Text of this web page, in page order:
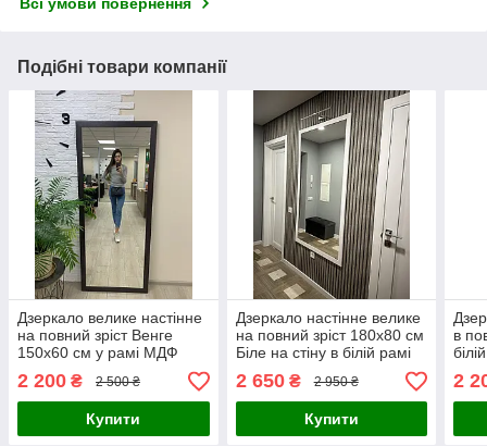
Подібні товари компанії
Дзеркало велике настінне
на повний зріст Венге
150х60 см у рамі МДФ
коричневе на стіну та на
підлогу
2 200 ₴ 2 500 ₴
Купити
Дзеркало настінне велике
на повний зріст 180х80 см
Біле на стіну в білій рамі
МДФ і підлогове
2 650₴ 2 950 ₴
Купити
в
2